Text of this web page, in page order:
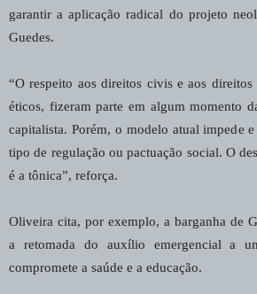
garantir a aplicação radical do projeto
Guedes.
“O respeito aos direitos civis e aos
éticos, fizeram parte em algum momento
capitalista. Porém, o modelo atual impede
tipo de regulação ou pactuação social. O
é a tônica”, reforça.
Oliveira cita, por exemplo, a barganha de
a retomada do auxílio emergencial a
compromete a saúde e a educação.